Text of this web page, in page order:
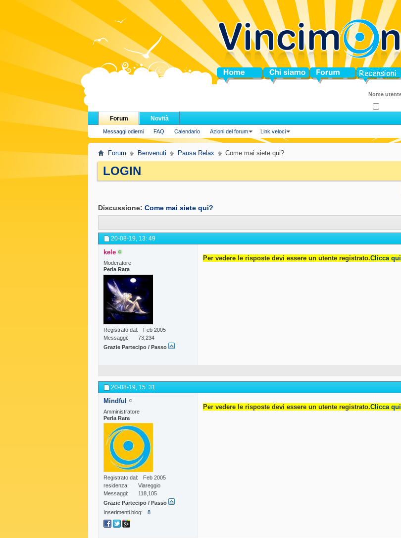
Home Chi siamo Forum Blog
Forum
Messaggi odierni FAQ Calendario Azioni del forum Link veloci
Novità
Forum Benvenuti Pausa Relax Come mai siete qui?
LOGIN.
Discussione: Come mai siete qui?
20-08-19, 13: 49
kele
Moderatore
Perla Rara
Registrato dal
Feb 2005
Messaggi
73,234
Grazie Partecipo / Passo
Per vedere le risposte devi essere un utente registrato.Clicca qui
20-08-19, 15: 31
Mindful
Amministratore
Perla Rara
Registrato dal
Feb 2005
residenza
Viareggio
Messaggi
118,105
Grazie Partecipo / Passo
Inserimenti blog
8
Per vedere le risposte devi essere un utente registrato.Clicca qui